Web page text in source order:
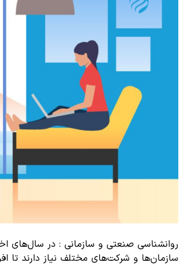
روانشناسی صنعتی و سازمانی : در سال‌های
سازمان‌ها و شرکت‌های مختلف نیاز دارند تا